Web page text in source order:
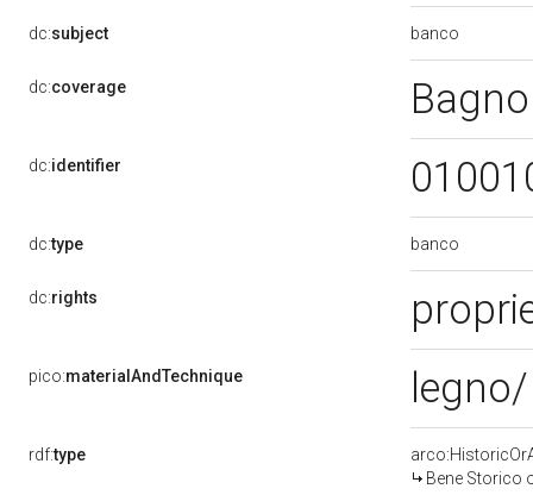
dc:subject banco
dc:coverage
dc:identifier
dc:type banco
dc:rights
pico:materialAndTechnique
rdf:type
Bene Storico